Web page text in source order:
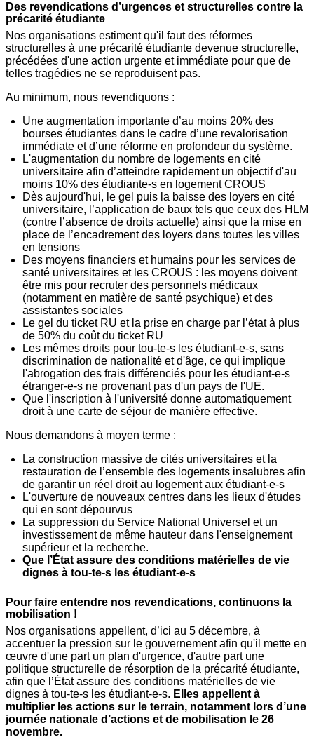
Des revendications d’urgences et structurelles contre la
précarité étudiante
Nos organisations estiment qu'il faut des réformes
structurelles à une précarité étudiante devenue structurelle,
précédées d'une action urgente et immédiate pour que de
telles tragédies ne se reproduisent pas.
Au minimum, nous revendiquons :
Une augmentation importante d’au moins 20% des
bourses étudiantes dans le cadre d’une revalorisation
immédiate et d’une réforme en profondeur du système.
L'augmentation du nombre de logements en cité
universitaire afin d’atteindre rapidement un objectif d'au
moins 10% des étudiante-s en logement CROUS
Dès aujourd'hui, le gel puis la baisse des loyers en cité
universitaire, l’application de baux tels que ceux des HLM
(contre l’absence de droits actuelle) ainsi que la mise en
place de l’encadrement des loyers dans toutes les villes
en tensions
Des moyens financiers et humains pour les services de
santé universitaires et les CROUS : les moyens doivent
être mis pour recruter des personnels médicaux
(notamment en matière de santé psychique) et des
assistantes sociales
Le gel du ticket RU et la prise en charge par l’état à plus
de 50% du coût du ticket RU
Les mêmes droits pour tou-te-s les étudiant-e-s, sans
discrimination de nationalité et d'âge, ce qui implique
l'abrogation des frais différenciés pour les étudiant-e-s
étranger-e-s ne provenant pas d'un pays de l'UE.
Que l'inscription à l'université donne automatiquement
droit à une carte de séjour de manière effective.
Nous demandons à moyen terme :
La construction massive de cités universitaires et la
restauration de l’ensemble des logements insalubres afin
de garantir un réel droit au logement aux étudiant-e-s
L'ouverture de nouveaux centres dans les lieux d'études
qui en sont dépourvus
La suppression du Service National Universel et un
investissement de même hauteur dans l'enseignement
supérieur et la recherche.
Que l’État assure des conditions matérielles de vie
dignes à tou-te-s les étudiant-e-s
Pour faire entendre nos revendications, continuons la
mobilisation !
Nos organisations appellent, d’ici au 5 décembre, à
accentuer la pression sur le gouvernement afin qu'il mette en
œuvre d'une part un plan d'urgence, d'autre part une
politique structurelle de résorption de la précarité étudiante,
afin que l’État assure des conditions matérielles de vie
dignes à tou-te-s les étudiant-e-s. Elles appellent à
multiplier les actions sur le terrain, notamment lors d’une
journée nationale d’actions et de mobilisation le 26
novembre.